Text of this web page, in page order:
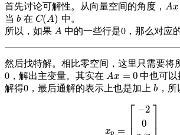
首先讨论可解性。从向量空间的角度， Ax
Ax=
当 b
b 在 C(A)
C(A)
中。
所以，如果 A
A 中的一些行是0，那么对应
然后找特解。相比零空间，这里只需要将
0，解出主变量。其实在 Ax = 0
Ax= 0
中也可以
解得0，最后通解的表示上也是加上 b
b ，
xp =
⎡
⎢
−2
0 ⎤⎥
xp =[− 2 / ]